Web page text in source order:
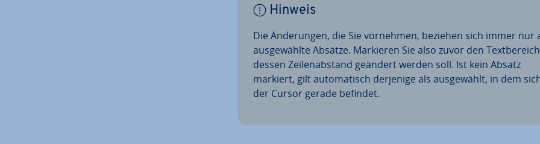
Hinweis
Die Än­de­run­gen, die Sie vornehmen, beziehen sich immer nur
aus­ge­wähl­te Absätze. Markieren Sie also zuvor den
dessen Zei­len­ab­stand geändert werden soll. Ist kein Absatz
markiert, gilt au­to­ma­tisch derjenige als aus­ge­wählt, in dem
der Cursor gerade befindet.